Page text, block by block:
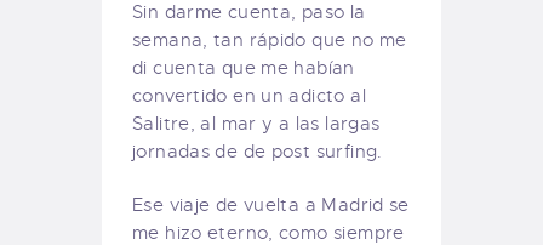
Sin darme cuenta, paso la
semana, tan rápido que no me
di cuenta que me habían
convertido en un adicto al
Salitre, al mar y a las largas
jornadas de de post surfing.
Ese viaje de vuelta a Madrid se
me hizo eterno, como siempre